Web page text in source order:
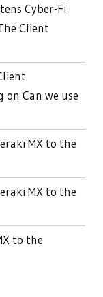
Cyber-Fi
Client
on Can we use
MX to the
MX to the
to the